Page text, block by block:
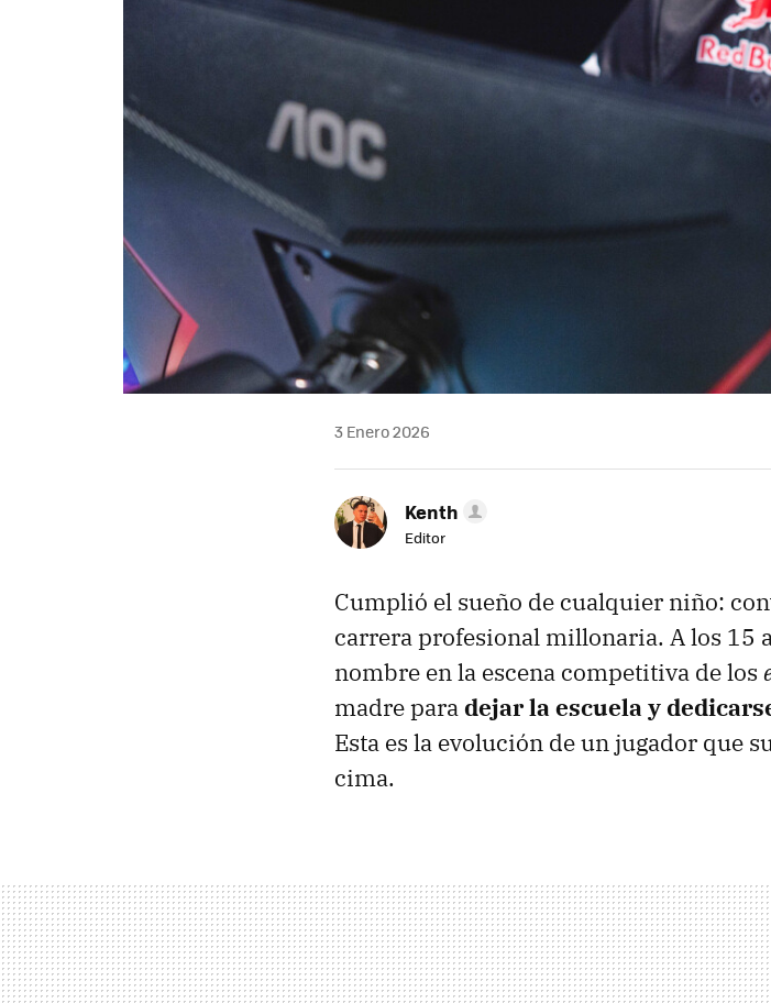
3 Enero 2026
Kenth
Editor
Cumplió el sueño de cualquier niño:
carrera profesional millonaria. A los 15
nombre en la escena competitiva de los
madre paradejar la escuela y
Esta es la evolución de un jugador que
cima.